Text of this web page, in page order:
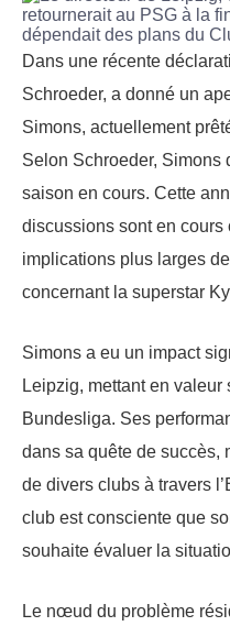
Dans une récente
Schroeder, a donné un
Simons, actuellement
Selon Schroeder, Simons
saison en cours. Cette
discussions sont en cours
implications plus larges
concernant la superstar
Simons a eu un impact
Leipzig, mettant en
Bundesliga. Ses
dans sa quête de succès,
de divers clubs à travers
club est consciente que
souhaite évaluer la
Le nœud du problème